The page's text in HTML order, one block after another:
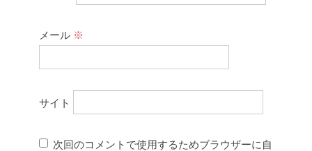
メール ※
サイト
次回のコメントで使用するためブラウザーに自